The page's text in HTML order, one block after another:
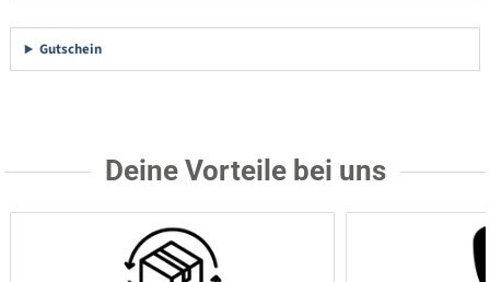
Gutschein
Deine Vorteile bei uns